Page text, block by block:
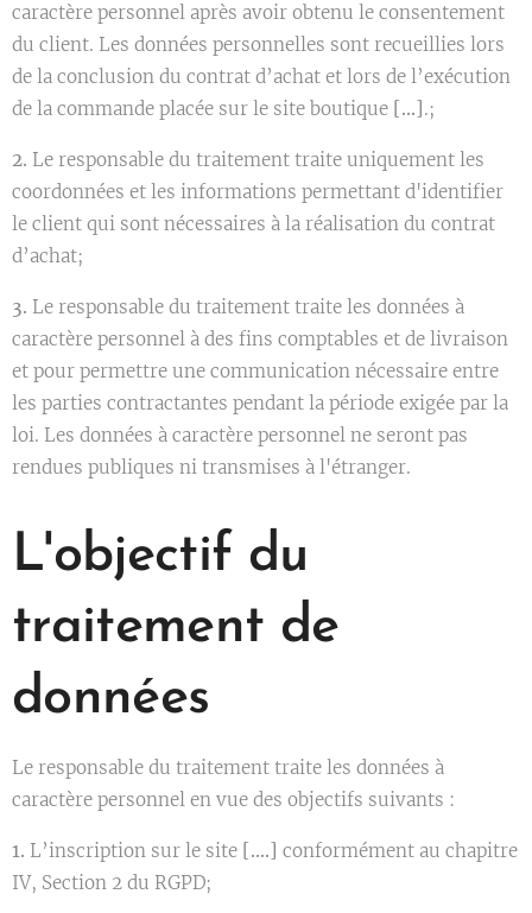
caractère personnel après avoir obtenu le consentement
du client. Les données personnelles sont recueillies lors
de la conclusion du contrat d’achat et lors de l’exécution
de la commande placée sur le site boutique […].;
2. Le responsable du traitement traite uniquement les
coordonnées et les informations permettant d'identifier
le client qui sont nécessaires à la réalisation du contrat
d’achat;
3. Le responsable du traitement traite les données à
caractère personnel à des fins comptables et de livraison
et pour permettre une communication nécessaire entre
les parties contractantes pendant la période exigée par la
loi. Les données à caractère personnel ne seront pas
rendues publiques ni transmises à l'étranger.
L'objectif du
traitement de
données
Le responsable du traitement traite les données à
caractère personnel en vue des objectifs suivants :
1. L’inscription sur le site [….] conformément au chapitre
IV, Section 2 du RGPD;